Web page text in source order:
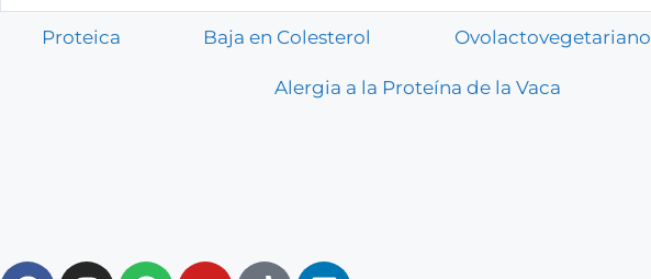
Proteica Baja en Colesterol Ovolactovegetariano
Alergia a la Proteína de la Vaca